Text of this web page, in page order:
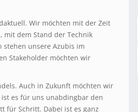
Wir möchten mit der Zeit
mit dem Stand der Technik
unsere Azubis im
Stakeholder möchten wir
Auch in Zukunft möchten wir
es für uns unabdingbar den
für Schritt. Dabei ist es ganz